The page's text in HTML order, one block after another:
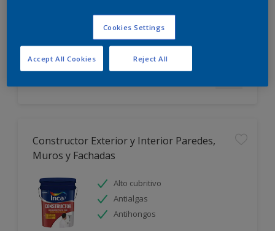
Sólo disponible en tienda
Constructor Exterior y Interior Paredes,
Muros y Fachadas
Alto cubritivo
Antialgas
Antihongos
Cookies Settings
Reject All
Accept All Cookies